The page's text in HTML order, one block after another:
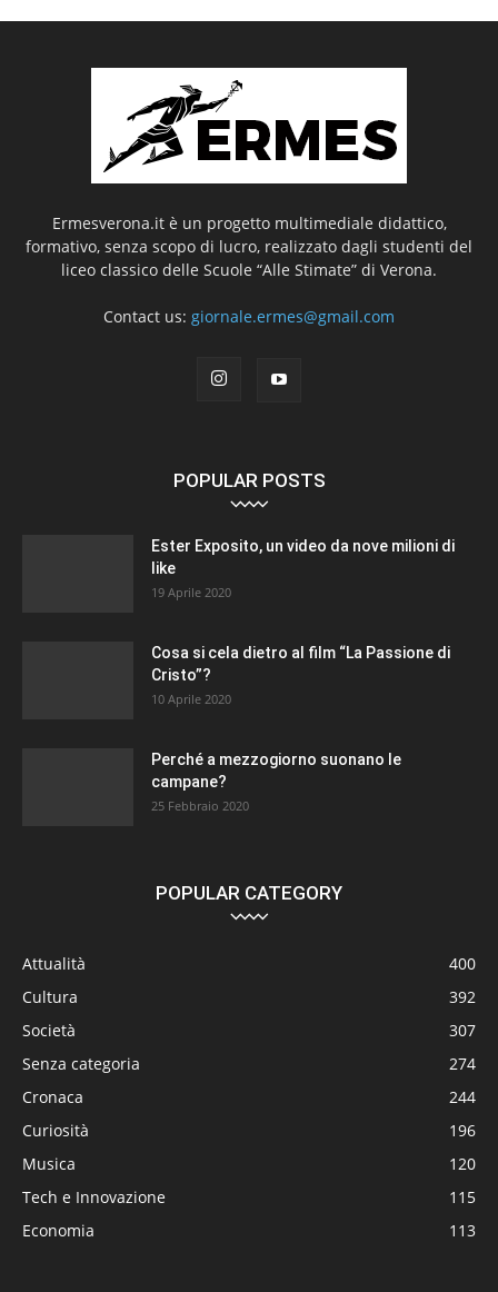
Ermesverona.it è un progetto multimediale didattico,
formativo, senza scopo di lucro, realizzato dagli studenti del
liceo classico delle Scuole “Alle Stimate” di Verona.
Contact us: giornale.ermes@gmail.com
POPULAR POSTS
Ester Exposito, un video da nove milioni di
like
19 Aprile 2020
Cosa si cela dietro al film “La Passione di
Cristo”?
10 Aprile 2020
Perché a mezzogiorno suonano le
campane?
25 Febbraio 2020
POPULAR CATEGORY
Attualità
400
Cultura
392
Società
307
Senza categoria
274
Cronaca
244
Curiosità
196
Musica
120
Tech e Innovazione
115
Economia
113